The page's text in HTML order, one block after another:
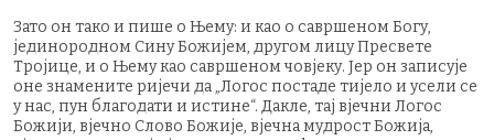
Зато он тако и пише о Њему: и као о савршеном Богу,
јединородном Сину Божијем, другом лицу Пресвете
Тројице, и о Њему као савршеном човјеку. Јер он записује
оне знамените ријечи да „Логос постаде тијело и усели се
у нас, пун благодати и истине“. Дакле, тај вјечни Логос
Божији, вјечно Слово Божије, вјечна мудрост Божија,